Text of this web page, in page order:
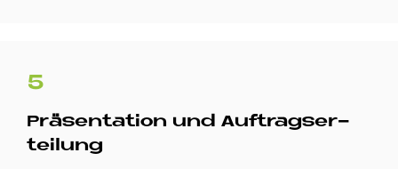
5
Prä­sen­ta­ti­on und Auf­trags­er­
tei­lung